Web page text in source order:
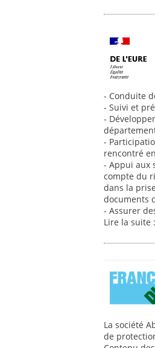
- Conduite
- Suivi et
-
-
rencontré
- Appui aux
compte du
dans la
documents
- Assurer
Lire la suite :
La société
de